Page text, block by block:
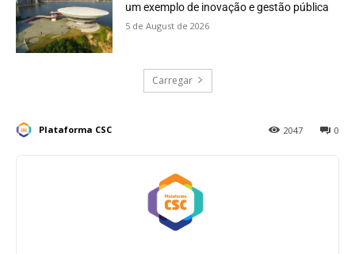
um exemplo de inovação e gestão pública
5 de August de 2026
Carregar
Plataforma CSC 0
2047